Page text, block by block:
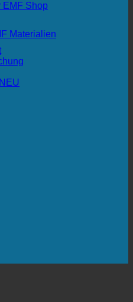
EMF Shop
Materialien